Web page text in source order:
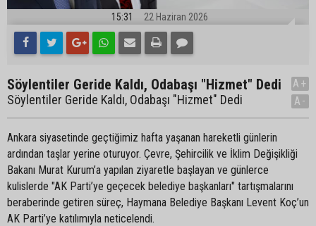
15:31 22 Haziran 2026
Söylentiler Geride Kaldı, Odabaşı "Hizmet" Dedi
Söylentiler Geride Kaldı, Odabaşı "Hizmet" Dedi
A+
A-
Ankara siyasetinde geçtiğimiz hafta yaşanan hareketli günlerin
ardından taşlar yerine oturuyor. Çevre, Şehircilik ve İklim Değişikliği
Bakanı Murat Kurum’a yapılan ziyaretle başlayan ve günlerce
kulislerde "AK Parti’ye geçecek belediye başkanları" tartışmalarını
beraberinde getiren süreç, Haymana Belediye Başkanı Levent Koç’un
AK Parti’ye katılımıyla neticelendi.